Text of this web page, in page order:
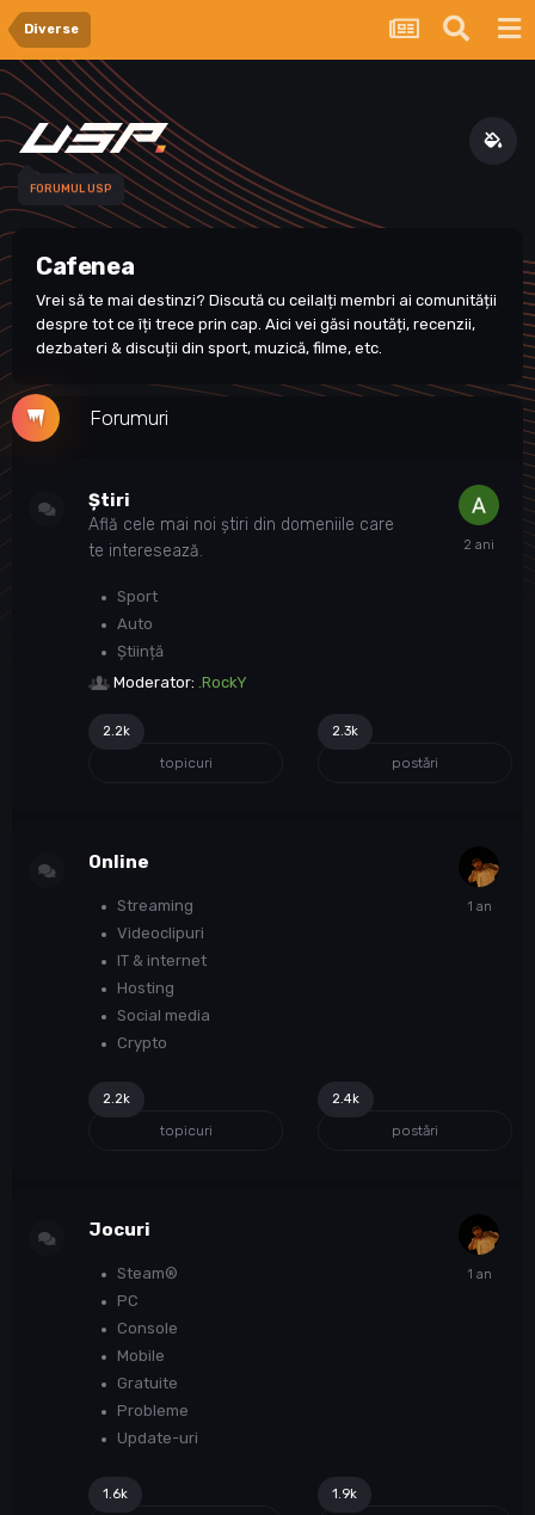
Diverse
FORUMUL USP
Cafenea
Vrei să te mai destinzi? Discută cu ceilalți membri ai comunității
despre tot ce îți trece prin cap. Aici vei găsi noutăți, recenzii,
dezbateri & discuții din sport, muzică, filme, etc.
Forumuri
Știri
Află cele mai noi știri din domeniile care
te interesează.
Sport
Auto
Știință
Moderator: .RockY
2.2k
topicuri
2.3k
postări
Online
Streaming
Videoclipuri
IT & internet
Hosting
Social media
Crypto
2.2k
topicuri
2.4k
postări
Jocuri
Steam®
PC
Console
Mobile
Gratuite
Probleme
Update-uri
1.6k 1.9k